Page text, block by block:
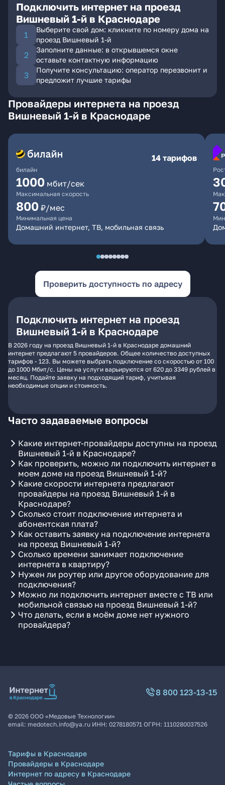
Подключить интернет на проезд
Вишневый 1-й в Краснодаре
Выберите свой дом: кликните по номеру дома на
проезд Вишневый 1-й
Заполните данные: в открывшемся окне
оставьте контактную информацию
Получите консультацию: оператор перезвонит и
предложит лучшие тарифы
Провайдеры интернета на проезд
Вишневый 1-й в Краснодаре
билайн
14 тарифов
1000 мбит/сек
Максимальная скорость
800 ₽/мес
Минимальная цена
Домашний интернет, ТВ, мобильная связь
Проверить доступность по адресу
Подключить интернет на проезд
Вишневый 1-й в Краснодаре
В 2026 году на проезд Вишневый 1-й в Краснодаре домашний
интернет предлагают 5 провайдеров. Общее количество доступных
тарифов - 123. Вы можете выбрать подключение со скоростью от 100
до 1000 Мбит/с. Цены на услуги варьируются от 620 до 3349 рублей в
месяц. Подайте заявку на подходящий тариф, учитывая
необходимые опции и стоимость.
Часто задаваемые вопросы
Какие интернет-провайдеры доступны на проезд
Вишневый 1-й в Краснодаре?
Как проверить, можно ли подключить интернет в
моем доме на проезд Вишневый 1-й?
Какие скорости интернета предлагают
провайдеры на проезд Вишневый 1-й в
Краснодаре?
Сколько стоит подключение интернета и
абонентская плата?
Как оставить заявку на подключение интернета
на проезд Вишневый 1-й?
Сколько времени занимает подключение
интернета в квартиру?
Нужен ли роутер или другое оборудование для
подключения?
Можно ли подключить интернет вместе с ТВ или
мобильной связью на проезд Вишневый 1-й?
Что делать, если в моём доме нет нужного
провайдера?
8 800 123-13-15
© 2026 ООО «Медовые Технологии»
email: medotech.info@ya.ru ИНН: 0278180571 ОГРН: 1110280037526
Тарифы в Краснодаре
Провайдеры в Краснодаре
Интернет по адресу в Краснодаре